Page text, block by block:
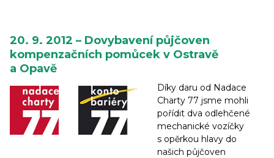
20. 9. 2012 – Dovybavení půjčoven
kompenzačních pomůcek v Ostravě
a Opavě
Díky daru od Nadace
Charty 77 jsme mohli
pořídit dva odlehčené
mechanické vozíčky
s opěrkou hlavy do
našich půjčoven